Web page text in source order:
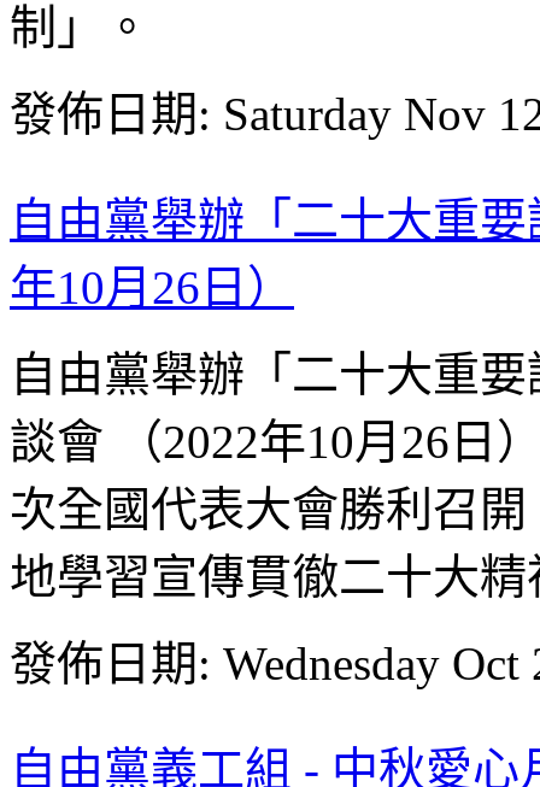
制」。
發佈日期: Saturday Nov
自由黨舉辦「二十大重
年10月26日）
自由黨舉辦「二十大重
談會 （2022年10月26日
次全國代表大會勝利召
地學習宣傳貫徹二十大
發佈日期: Wednesday
自由黨義工組 - 中秋愛心